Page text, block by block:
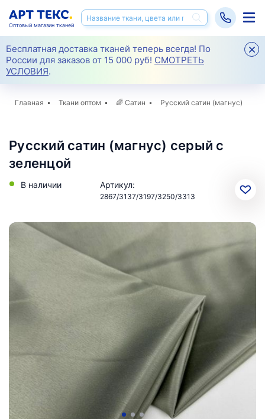
Бесплатная доставка тканей теперь всегда! По
России для заказов от 15 000 руб! СМОТРЕТЬ
УСЛОВИЯ.
Оптовый магазин тканей
Главная Ткани оптом 🌈 Сатин Русский сатин (магнус)
Русский сатин (магнус) серый с
зеленцой
В наличии Артикул:
2867/3137/3197/3250/3313